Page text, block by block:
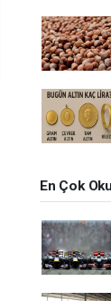
En Çok